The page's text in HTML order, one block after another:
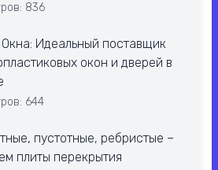
836
Идеальный поставщик
окон и дверей в
644
пустотные, ребристые –
плиты перекрытия